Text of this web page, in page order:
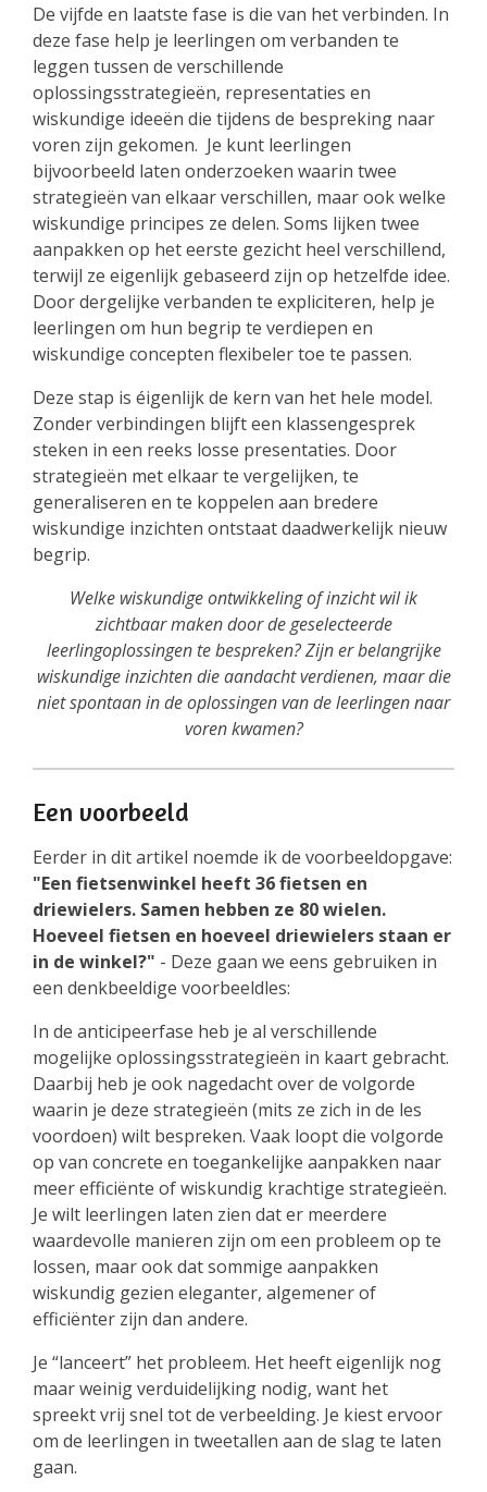
De vijfde en laatste fase is die van het verbinden. In
deze fase help je leerlingen om verbanden te
leggen tussen de verschillende
oplossingsstrategieën, representaties en
wiskundige ideeën die tijdens de bespreking naar
voren zijn gekomen. Je kunt leerlingen
bijvoorbeeld laten onderzoeken waarin twee
strategieën van elkaar verschillen, maar ook welke
wiskundige principes ze delen. Soms lijken twee
aanpakken op het eerste gezicht heel verschillend,
terwijl ze eigenlijk gebaseerd zijn op hetzelfde idee.
Door dergelijke verbanden te expliciteren, help je
leerlingen om hun begrip te verdiepen en
wiskundige concepten flexibeler toe te passen.
Deze stap is éigenlijk de kern van het hele model.
Zonder verbindingen blijft een klassengesprek
steken in een reeks losse presentaties. Door
strategieën met elkaar te vergelijken, te
generaliseren en te koppelen aan bredere
wiskundige inzichten ontstaat daadwerkelijk nieuw
begrip.
Welke wiskundige ontwikkeling of inzicht wil ik
zichtbaar maken door de geselecteerde
leerlingoplossingen te bespreken? Zijn er belangrijke
wiskundige inzichten die aandacht verdienen, maar die
niet spontaan in de oplossingen van de leerlingen naar
voren kwamen?
Een voorbeeld
Eerder in dit artikel noemde ik de voorbeeldopgave:
"Een fietsenwinkel heeft 36 fietsen en
driewielers. Samen hebben ze 80 wielen.
Hoeveel fietsen en hoeveel driewielers staan er
in de winkel?" - Deze gaan we eens gebruiken in
een denkbeeldige voorbeeldles:
In de anticipeerfase heb je al verschillende
mogelijke oplossingsstrategieën in kaart gebracht.
Daarbij heb je ook nagedacht over de volgorde
waarin je deze strategieën (mits ze zich in de les
voordoen) wilt bespreken. Vaak loopt die volgorde
op van concrete en toegankelijke aanpakken naar
meer efficiënte of wiskundig krachtige strategieën.
Je wilt leerlingen laten zien dat er meerdere
waardevolle manieren zijn om een probleem op te
lossen, maar ook dat sommige aanpakken
wiskundig gezien eleganter, algemener of
efficiënter zijn dan andere.
Je “lanceert” het probleem. Het heeft eigenlijk nog
maar weinig verduidelijking nodig, want het
spreekt vrij snel tot de verbeelding. Je kiest ervoor
om de leerlingen in tweetallen aan de slag te laten
gaan.